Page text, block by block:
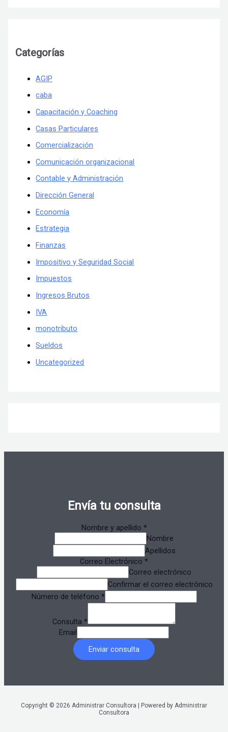
Categorías
AGIP
caba
Capacitación y Coaching
Casas Particulares
Comercialización
Comunicación organizacional
Contable y Administración
Dirección General
Economía
Estrategia
Finanzas
Impositivo y Seguridad Social
Impuestos
Ingresos Brutos
IVA
monotributo
Sueldos
Uncategorized
Envía tu consulta
Nombre y apellido *
Nombre
Apellidos
Correo Electrónico *
Correo electrónico
Confirmar el correo electrónico
Número de teléfono *
Consulta *
Email
Enviar consulta
Copyright © 2026 Administrar Consultora | Powered by Administrar
Consultora